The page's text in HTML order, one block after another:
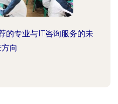
的专业与IT咨询服务的未
向